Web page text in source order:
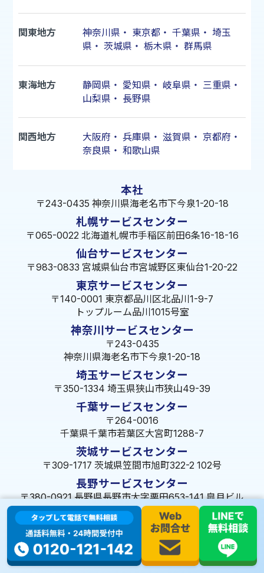
関東地方 神奈川県 ・ 東京都・ 千葉県 ・ 埼玉
県 ・ 茨城県 ・ 栃木県 ・ 群馬県
東海地方 静岡県 ・ 愛知県 ・ 岐阜県 ・ 三重県 ・
山梨県 ・ 長野県
関西地方 大阪府 ・ 兵庫県 ・ 滋賀県 ・ 京都府 ・
奈良県 ・ 和歌山県
本社
〒243-0435 神奈川県海老名市下今泉1-20-18
札幌サービスセンター
〒065-0022 北海道札幌市手稲区前田6条16-18-16
仙台サービスセンター
〒983-0833 宮城県仙台市宮城野区東仙台1-20-22
東京サービスセンター
〒140-0001 東京都品川区北品川1-9-7
トップルーム品川1015号室
神奈川サービスセンター
〒243-0435
神奈川県海老名市下今泉1-20-18
埼玉サービスセンター
〒350-1334 埼玉県狭山市狭山49-39
千葉サービスセンター
〒264-0016
千葉県千葉市若葉区大宮町1288-7
茨城サービスセンター
〒309-1717 茨城県笠間市旭町322-2 102号
長野サービスセンター
〒380-0921 長野県長野市大字栗田653-141 皐月ビル
名古屋サービスセンター
〒455-0014 名古屋市港区港楽3-13-22
静岡サービスセンター
〒422-8034 静岡県駿河区高松2-5-10